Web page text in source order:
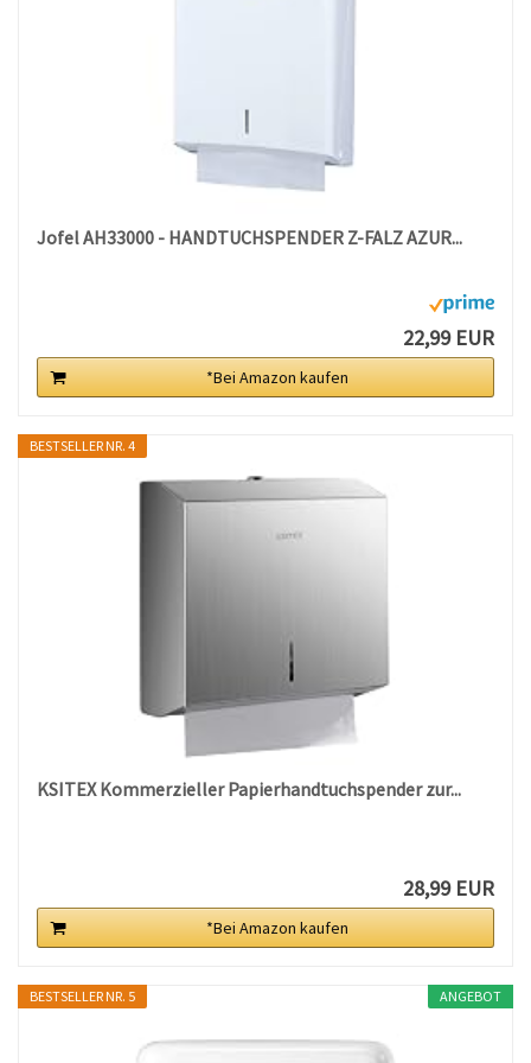
Jofel AH33000 - HANDTUCHSPENDER Z-FALZ AZUR...
22,99 EUR
*Bei Amazon kaufen
BESTSELLER NR. 4
KSITEX Kommerzieller Papierhandtuchspender zur...
28,99 EUR
*Bei Amazon kaufen
ANGEBOT
BESTSELLER NR. 5